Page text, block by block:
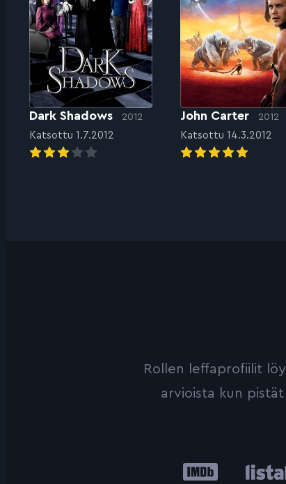
Dark Shadows 2012
Katsottu 1.7.2012
John Carter 2012
Katsottu 14.3.2012
Rollen leffaprofiilit
arvioista kun